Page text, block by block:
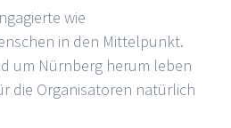
wie
in den Mittelpunkt.
um Nürnberg herum leben
die Organisatoren natürlich